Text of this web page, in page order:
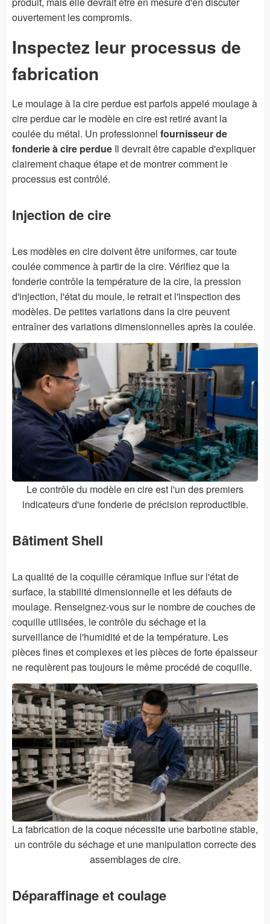
ouvertement les compromis.
Inspectez leur processus de
fabrication
Le moulage à la cire perdue est parfois appelé moulage à
cire perdue car le modèle en cire est retiré avant la
coulée du métal. Un professionnel fournisseur de
fonderie à cire perdue Il devrait être capable d'expliquer
clairement chaque étape et de montrer comment le
processus est contrôlé.
Injection de cire
Les modèles en cire doivent être uniformes, car toute
coulée commence à partir de la cire. Vérifiez que la
fonderie contrôle la température de la cire, la pression
d'injection, l'état du moule, le retrait et l'inspection des
modèles. De petites variations dans la cire peuvent
entraîner des variations dimensionnelles après la coulée.
Le contrôle du modèle en cire est l'un des premiers
indicateurs d'une fonderie de précision reproductible.
Bâtiment Shell
La qualité de la coquille céramique influe sur l'état de
surface, la stabilité dimensionnelle et les défauts de
moulage. Renseignez-vous sur le nombre de couches de
coquille utilisées, le contrôle du séchage et la
surveillance de l'humidité et de la température. Les
pièces fines et complexes et les pièces de forte épaisseur
ne requièrent pas toujours le même procédé de coquille.
La fabrication de la coque nécessite une barbotine stable,
un contrôle du séchage et une manipulation correcte des
assemblages de cire.
Déparaffinage et coulage